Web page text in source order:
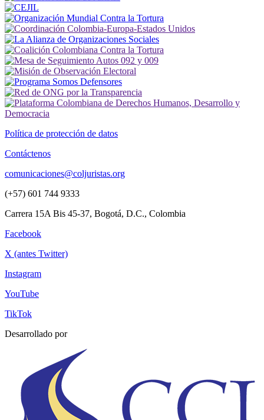
Política de protección de datos
Contáctenos
comunicaciones@coljuristas.org
(+57) 601 744 9333
Carrera 15A Bis 45-37, Bogotá, D.C., Colombia
Facebook
X (antes Twitter)
Instagram
YouTube
TikTok
Desarrollado por